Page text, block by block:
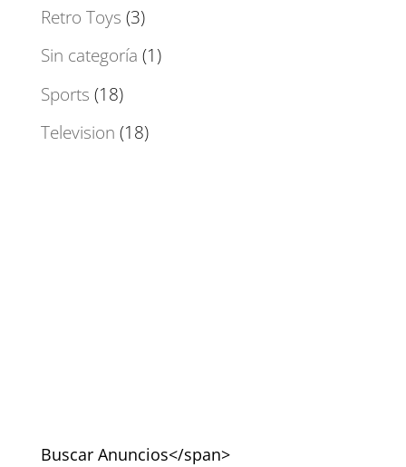
Retro Toys (3)
Sin categoría (1)
Sports (18)
Television (18)
Buscar Anuncios</span>